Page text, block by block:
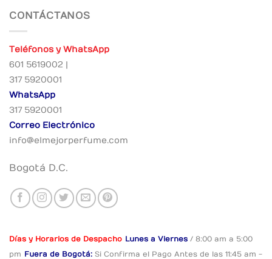
CONTÁCTANOS
Teléfonos y WhatsApp
601 5619002 |
317 5920001
WhatsApp
317 5920001
Correo Electrónico
info@elmejorperfume.com
Bogotá D.C.
Días y Horarios de Despacho Lunes a Viernes / 8:00 am a 5:00
pm Fuera de Bogotá: Si Confirma el Pago Antes de las 11:45 am -